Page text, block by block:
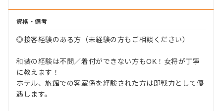
資格・備考
◎接客経験のある方（未経験の方もご相談ください）
和装の経験は不問／着付ができない方もOK！女将が丁寧
に教えます！
ホテル、旅館での客室係を経験された方は即戦力として優
遇します。